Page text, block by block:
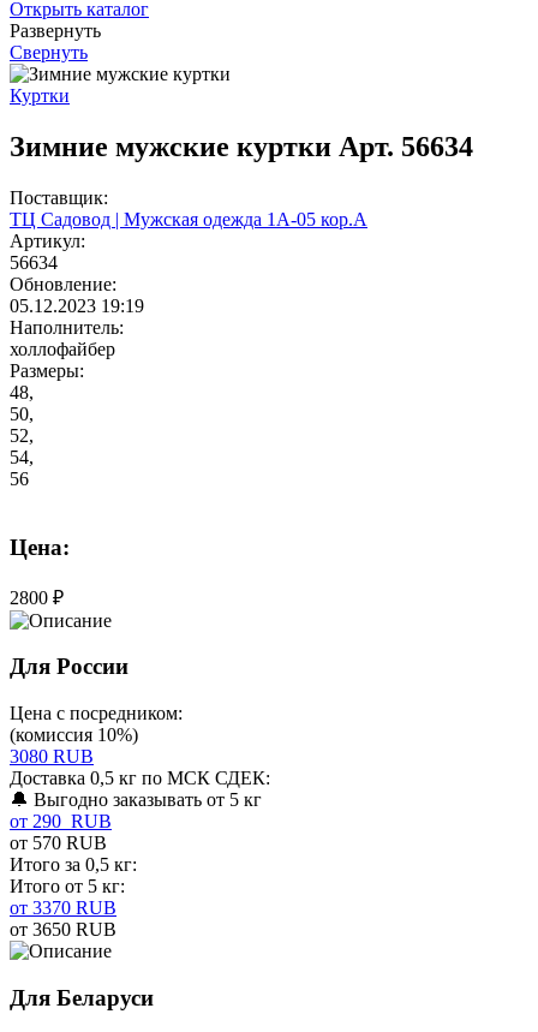
Открыть каталог
Развернуть
Свернуть
Куртки
Зимние мужские куртки Арт. 56634
Поставщик:
ТЦ Садовод | Мужская одежда 1А-05 кор.А
Артикул:
56634
Обновление:
05.12.2023 19:19
Наполнитель:
холлофайбер
Размеры:
48,
50,
52,
54,
56
Цена:
2800 ₽
Для России
Цена с посредником:
(комиссия 10%)
3080 RUB
Доставка 0,5 кг по МСК СДЕК:
🔔 Выгодно заказывать от 5 кг
от 290 RUB
от 570 RUB
Итого за 0,5 кг:
Итого от 5 кг:
от 3370 RUB
от 3650 RUB
Для Беларуси